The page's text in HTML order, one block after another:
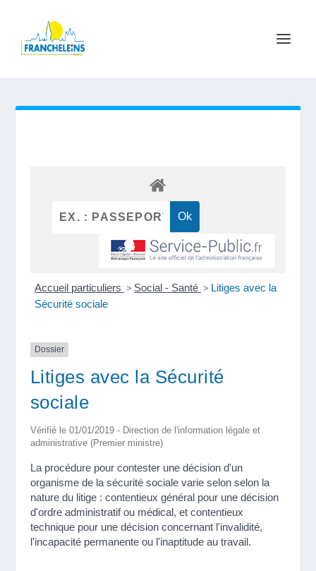
Accueil particuliers > Social - Santé > Litiges avec la
Sécurité sociale
Dossier
Litiges avec la Sécurité
sociale
Vérifié le 01/01/2019 - Direction de l'information légale et
administrative (Premier ministre)
La procédure pour contester une décision d'un
organisme de la sécurité sociale varie selon selon la
nature du litige : contentieux général pour une décision
d'ordre administratif ou médical, et contentieux
technique pour une décision concernant l'invalidité,
l'incapacité permanente ou l'inaptitude au travail.